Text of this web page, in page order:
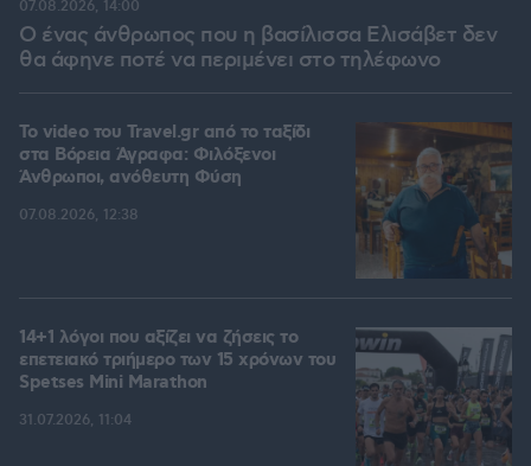
Ο ένας άνθρωπος που η βασίλισσα Ελισάβετ δεν
θα άφηνε ποτέ να περιμένει στο τηλέφωνο
07.08.2026, 14:00
To video του Travel.gr από το ταξίδι
στα Βόρεια Άγραφα: Φιλόξενοι
Άνθρωποι, ανόθευτη Φύση
07.08.2026, 12:38
14+1 λόγοι που αξίζει να ζήσεις το
επετειακό τριήμερο των 15 χρόνων του
Spetses Mini Marathon
31.07.2026, 11:04